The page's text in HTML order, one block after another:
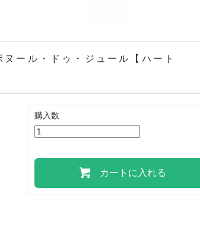
ール・ドゥ・ジュール【ハート
購入数
カートに入れる